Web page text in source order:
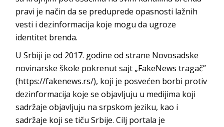
pravi je način da se preduprede opasnosti lažnih
vesti i dezinformacija koje mogu da ugroze
identitet brenda.
U Srbiji je od 2017. godine od strane Novosadske
novinarske škole pokrenut sajt „FakeNews tragač”
(https://fakenews.rs/), koji je posvećen borbi protiv
dezinformacija koje se objavljuju u medijima koji
sadržaje objavljuju na srpskom jeziku, kao i
sadržaje koji se tiču Srbije. Cilj portala je